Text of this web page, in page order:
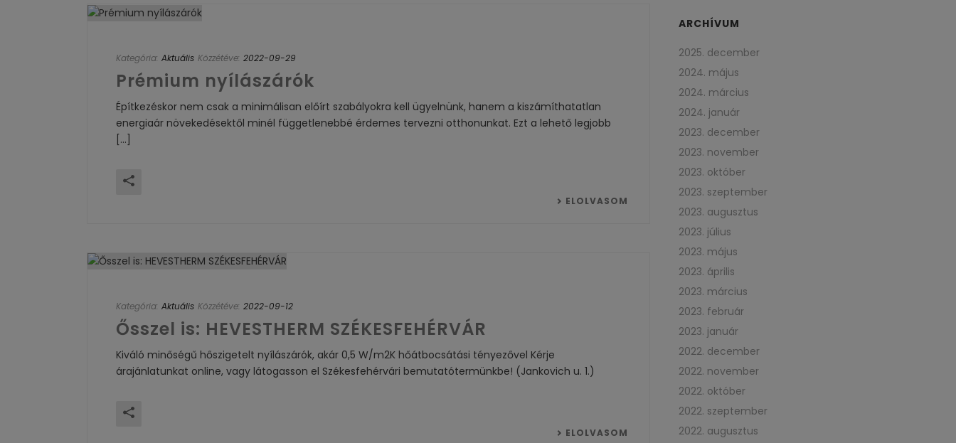
Kategória: Aktuális Közzétéve: 2022-09-29
Prémium nyílászárók
Építkezéskor nem csak a minimálisan előírt szabályokra kell ügyelnünk, hanem a kiszámíthatatlan
energiaár növekedésektől minél függetlenebbé érdemes tervezni otthonunkat. Ezt a lehető legjobb
[...]
ELOLVASOM
Kategória: Aktuális Közzétéve: 2022-09-12
Ősszel is: HEVESTHERM SZÉKESFEHÉRVÁR
Kiváló minőségű hőszigetelt nyílászárók, akár 0,5 W/m2K hőátbocsátási tényezővel Kérje
árajánlatunkat online, vagy látogasson el Székesfehérvári bemutatótermünkbe! (Jankovich u. 1.)
ELOLVASOM
ARCHÍVUM
2025. december
2024. május
2024. március
2024. január
2023. december
2023. november
2023. október
2023. szeptember
2023. augusztus
2023. július
2023. május
2023. április
2023. március
2023. február
2023. január
2022. december
2022. november
2022. október
2022. szeptember
2022. augusztus